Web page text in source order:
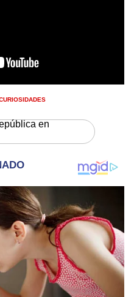
en